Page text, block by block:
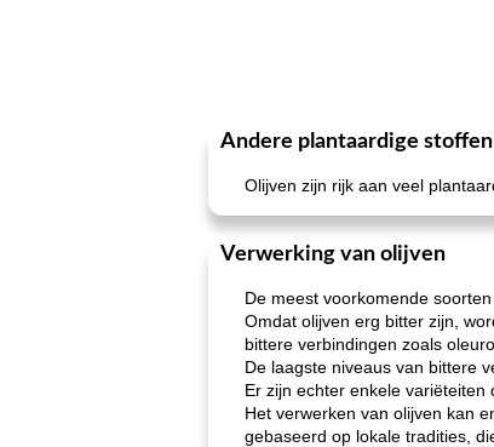
Andere plantaardige stoffen
Olijven zijn rijk aan veel
Verwerking van olijven
De meest voorkomende
Omdat olijven erg bitter zijn,
bittere verbindingen zoals
De laagste niveaus van bittere
Er zijn echter enkele variëteiten
Het verwerken van olijven kan
gebaseerd op lokale tradities,